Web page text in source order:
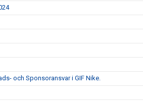
och Sponsoransvar i GIF Nike.